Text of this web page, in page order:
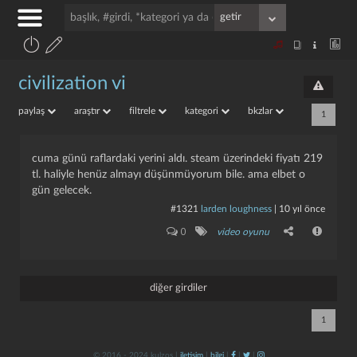
civilization vi
paylaş araştır filtrele kategori bkzlar 1
cuma günü raflardaki yerini aldı. steam üzerindeki fiyatı 219
tl. haliyle henüz almayı düşünmüyorum bile. ama elbet o
gün gelecek.
#1321 larden loughness 10 yıl önce
0 video oyunu
diğer girdiler
1
© 2016 - 2024 kulzos | iletişim| bilgi| | |